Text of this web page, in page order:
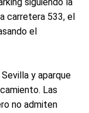
carretera 533, el
el
y aparque
Las
no admiten